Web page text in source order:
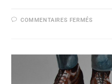
COMMENTAIRES FERMÉS